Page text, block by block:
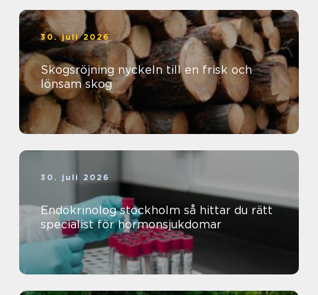
30. juli 2026
Skogsröjning nyckeln till en frisk och
lönsam skog
30. juli 2026
Endokrinolog stockholm så hittar du rätt
specialist för hormonsjukdomar